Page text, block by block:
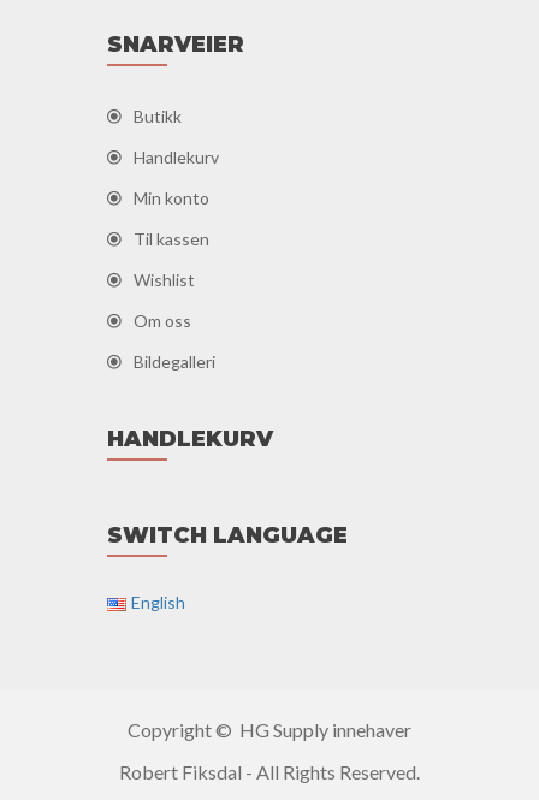
SNARVEIER
Butikk
Handlekurv
Min konto
Til kassen
Wishlist
Om oss
Bildegalleri
HANDLEKURV
SWITCH LANGUAGE
English
Copyright © HG Supply innehaver
Robert Fiksdal - All Rights Reserved.